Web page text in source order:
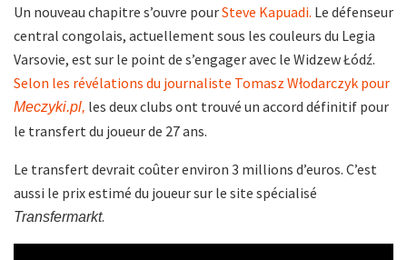
Un nouveau chapitre s’ouvre pourSteve Kapuadi. Le défenseur
central congolais, actuellement sous les couleurs du Legia
Varsovie, est sur le point de s’engager avec le Widzew Łódź.
Selon les révélations du journaliste Tomasz Włodarczyk pour
Meczyki.pl, les deux clubs ont trouvé un accord définitif pour
le transfert du joueur de 27 ans.
Le transfert devrait coûter environ 3 millions d’euros. C’est
aussi le prix estimé du joueur sur le site spécialisé
Transfermarkt.